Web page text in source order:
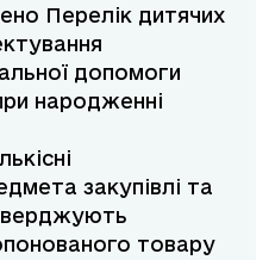
Перелік дитячих
допомоги
народженні
закупівлі та
товару